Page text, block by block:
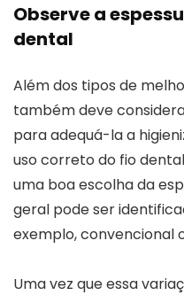
Observe a
dental
Além dos tipos de
também deve
para adequá-la a
uso correto do fio
uma boa escolha da
geral pode ser
exemplo, convencional
Uma vez que essa